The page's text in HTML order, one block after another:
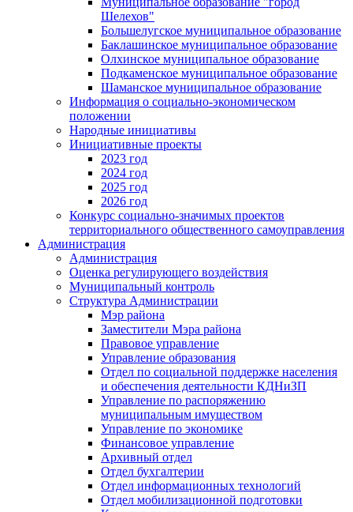
Шелехов"
Большелугское муниципальное образование
Баклашинское муниципальное образование
Олхинское муниципальное образование
Подкаменское муниципальное образование
Шаманское муниципальное образование
Информация о социально-экономическом
положении
Народные инициативы
Инициативные проекты
2023 год
2024 год
2025 год
2026 год
Конкурс социально-значимых проектов
территориального общественного самоуправления
Администрация
Администрация
Оценка регулирующего воздействия
Муниципальный контроль
Структура Администрации
Мэр района
Заместители Мэра района
Правовое управление
Управление образования
Отдел по социальной поддержке населения
и обеспечения деятельности КДНиЗП
Управление по распоряжению
муниципальным имуществом
Управление по экономике
Финансовое управление
Архивный отдел
Отдел бухгалтерии
Отдел информационных технологий
Отдел мобилизационной подготовки